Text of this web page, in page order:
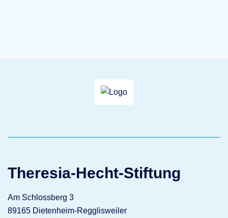
Theresia-Hecht-Stiftung
Am Schlossberg 3
89165 Dietenheim-Regglisweiler